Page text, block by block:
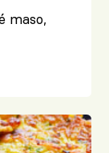
maso,